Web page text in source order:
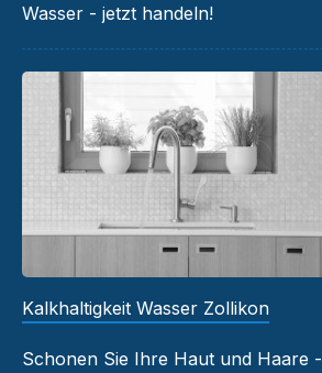
Wasser - jetzt handeln!
Kalkhaltigkeit Wasser Zollikon
Schonen Sie Ihre Haut und Haare -